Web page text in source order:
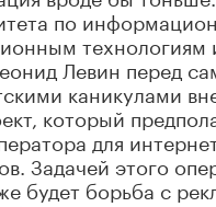
по
технологиям
Левин перед
каникулами
который
для
Задачей этого
будет борьба с